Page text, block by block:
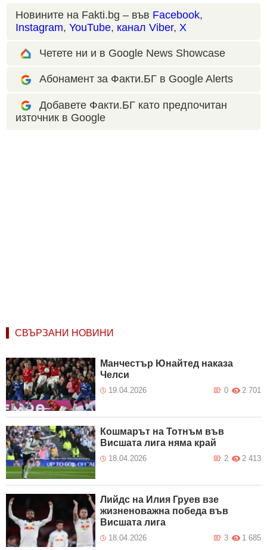
Новините на Fakti.bg – във Facebook,
Instagram, YouTube, канал Viber, X
Четете ни и в Google News Showcase
Абонамент за Факти.БГ в Google Alerts
Добавете Факти.БГ като предпочитан
източник в Google
СВЪРЗАНИ НОВИНИ
Манчестър Юнайтед наказа
Челси
19.04.2026 2 701
0
Кошмарът на Тотнъм във
Висшата лига няма край
18.04.2026 2 413
2
Лийдс на Илия Груев взе
жизненоважна победа във
Висшата лига
18.04.2026 1 685
3